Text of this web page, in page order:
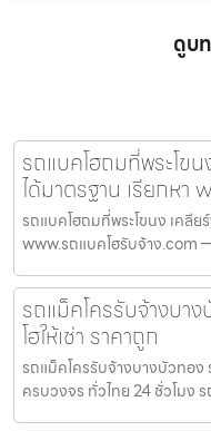
ดูบ
รถแบคโฮถมที่พระโข
ได้มาตรฐาน เรียกหา
รถแบคโฮถมที่พระโขนง เคลี
www.รถแบคโฮรับจ้าง.com
รถแม็คโครรับจ้างบา
โฮให้เช่า ราคาถูก
รถแม็คโครรับจ้างบางบัวทอง
ครบวงจร ทั่วไทย 24 ชั่วโมง